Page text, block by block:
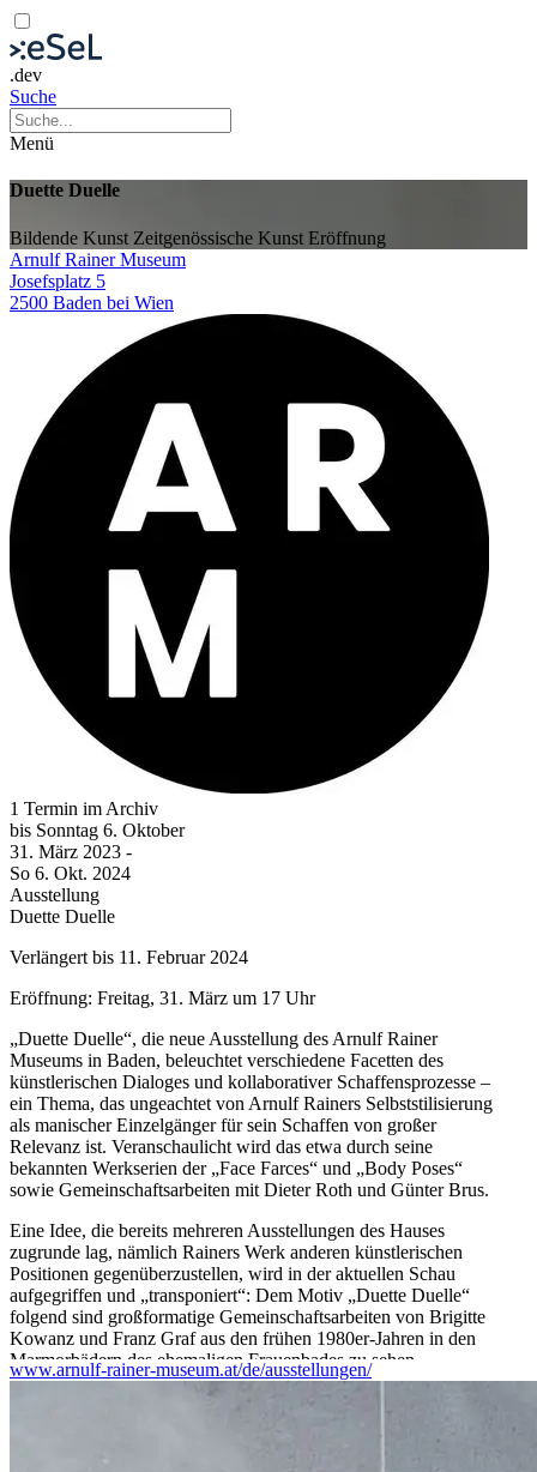
.dev
Suche
Menü
Duette Duelle
Bildende Kunst Zeitgenössische Kunst Eröffnung
Arnulf Rainer Museum
Josefsplatz 5
2500 Baden bei Wien
1 Termin im Archiv
bis Sonntag 6. Oktober
31. März 2023 -
So 6. Okt. 2024
Ausstellung
Duette Duelle
Verlängert bis 11. Februar 2024
Eröffnung: Freitag, 31. März um 17 Uhr
„Duette Duelle“, die neue Ausstellung des Arnulf Rainer
Museums in Baden, beleuchtet verschiedene Facetten des
künstlerischen Dialoges und kollaborativer Schaffensprozesse –
ein Thema, das ungeachtet von Arnulf Rainers Selbststilisierung
als manischer Einzelgänger für sein Schaffen von großer
Relevanz ist. Veranschaulicht wird das etwa durch seine
bekannten Werkserien der „Face Farces“ und „Body Poses“
sowie Gemeinschaftsarbeiten mit Dieter Roth und Günter Brus.
Eine Idee, die bereits mehreren Ausstellungen des Hauses
zugrunde lag, nämlich Rainers Werk anderen künstlerischen
Positionen gegenüberzustellen, wird in der aktuellen Schau
aufgegriffen und „transponiert“: Dem Motiv „Duette Duelle“
folgend sind großformatige Gemeinschaftsarbeiten von Brigitte
Kowanz und Franz Graf aus den frühen 1980er-Jahren in den
Marmorbädern des ehemaligen Frauenbades zu sehen.
Ausgangspunkt der Ausstellung sind die Werke Arnulf Rainers
unter anderem auf eine großzügige Schenkung des Künstlers
www.arnulf-rainer-museum.at/de/ausstellungen/